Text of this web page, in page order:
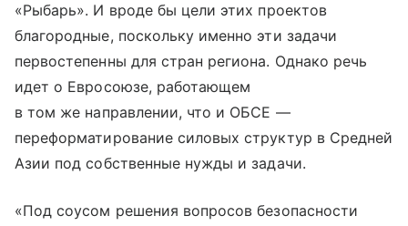
«Рыбарь». И вроде бы цели этих проектов
благородные, поскольку именно эти задачи
первостепенны для стран региона. Однако речь
идет о Евросоюзе, работающем
в том же направлении, что и ОБСЕ —
переформатирование силовых структур в Средней
Азии под собственные нужды и задачи.
«Под соусом решения вопросов безопасности